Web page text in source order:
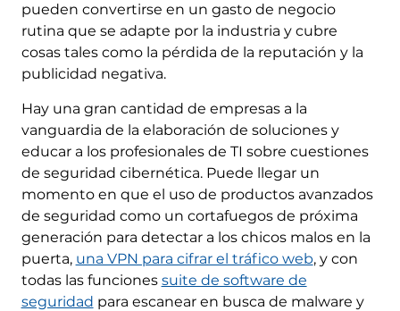
pueden convertirse en un gasto de negocio
rutina que se adapte por la industria y cubre
cosas tales como la pérdida de la reputación y la
publicidad negativa.
Hay una gran cantidad de empresas a la
vanguardia de la elaboración de soluciones y
educar a los profesionales de TI sobre cuestiones
de seguridad cibernética. Puede llegar un
momento en que el uso de productos avanzados
de seguridad como un cortafuegos de próxima
generación para detectar a los chicos malos en la
puerta, una VPN para cifrar el tráfico web, y con
todas las funciones suite de software de
seguridad para escanear en busca de malware y